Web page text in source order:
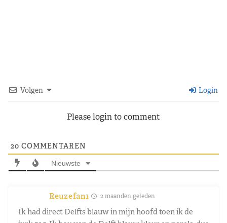
Volgen Login
Please login to comment
20 COMMENTAREN
Nieuwste
Reuzefan1 2 maanden geleden
Ik had direct Delfts blauw in mijn hoofd toen ik de